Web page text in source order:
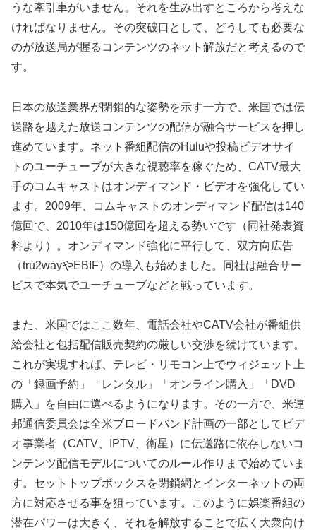
うな牽引車がいません。それを生み出すところから考えな
ければなりません。その突破口として、どうしても必要な
のが放送局が握るコンテンツのネット解放だと考えるので
す。
日本の放送業界が閉鎖的な姿勢を示す一方で、米国では伝
送路を越えた放送コンテンツの配信が融合サービスを押し
進めています。ネット番組配信のHuluや投稿ビデオサイ
トのユーチューブが大きな視聴率を稼ぐため、CATV最大
手のコムキャストはオンディマンド・ビデオを強化してい
ます。2009年、コムキャストのオンディマンド配信は140
億回で、2010年は150億回を超える勢いです（同社発表資
料より）。オンディマンド強化に平行して、双方向広告
（tru2wayやEBIF）の導入も始めました。同社は融合サー
ビスで本気でユーチューブなどと戦っています。
また、米国ではここ数年、電話会社やCATV会社が番組供
給会社と包括配信販売契約の厳しい交渉を続けています。
これが実現すれば、テレビ・リモコン上でウィジェット上
の「録画予約」「レンタル」「オンライン購入」「DVD
購入」を自由に選べるようになります。その一方で、米連
邦通信委員会は全米ブロードバンド計画の一部としてビデ
オ事業者（CATV、IPTV、衛星）に伝送路に依存しないコ
ンテンツ配信モデルについてのルール作りまで始めていま
す。セットトップボックスを閉鎖網とインターネットの両
方に対応させる事を狙っています。このように娯楽番組の
潜在パワーは大きく、それを解放することで広く大衆向け